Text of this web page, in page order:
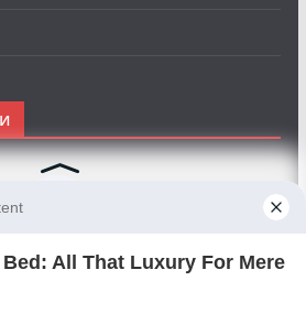
за да сте во тек со најновите